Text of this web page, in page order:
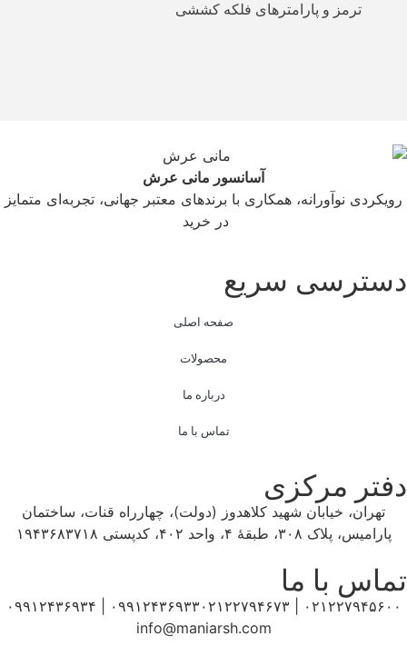
ترمز و پارامترهای فلکه کششی
آسانسور مانی عرش
رویکردی نوآورانه، همکاری با برندهای معتبر جهانی، تجربه‌ای متمایز
در خرید
دسترسی سریع
صفحه اصلی
محصولات
درباره ما
تماس با ما
دفتر مرکزی
تهران، خیابان شهید کلاهدوز (دولت)، چهارراه قنات، ساختمان
پارامیس، پلاک ۳۰۸، طبقهٔ ۴، واحد ۴۰۲، کدپستی ۱۹۴۳۶۸۳۷۱۸
تماس با ما
۰۲۱۲۲۷۹۴۵۶۰۰ | ۰۲۱۲۲۷۹۴۶۷۳
۰۹۹۱۲۴۳۶۹۳۳ | ۰۹۹۱۲۴۳۶۹۳۴
info@maniarsh.com